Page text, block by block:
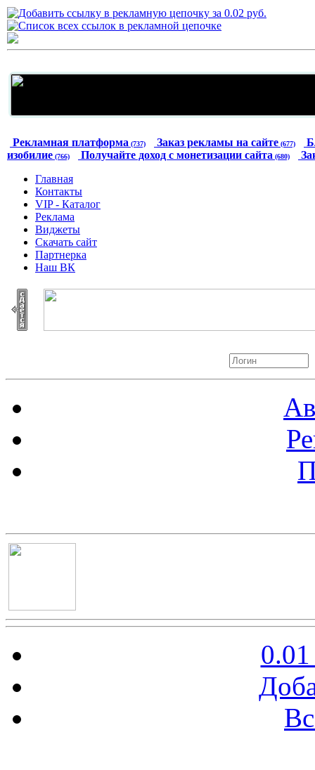
Рекламная платформа (737) Заказ рекламы на сайте (677)
изобилие (766) Получайте доход с монетизации сайта (680)
Главная
Контакты
VIP - Каталог
Реклама
Виджеты
Скачать сайт
Партнерка
Наш ВК